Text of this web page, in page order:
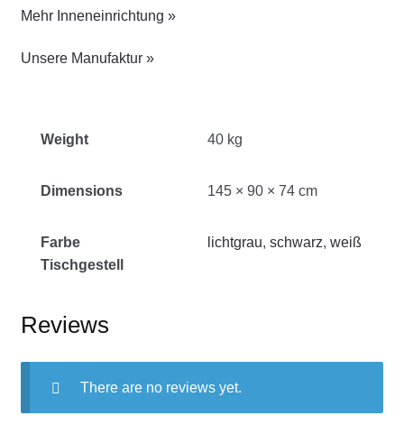
Mehr Inneneinrichtung »
Unsere Manufaktur »
Weight 40 kg
Dimensions 145 × 90 × 74 cm
Farbe
Tischgestell
lichtgrau,schwarz,weiß
Reviews
There are no reviews yet.